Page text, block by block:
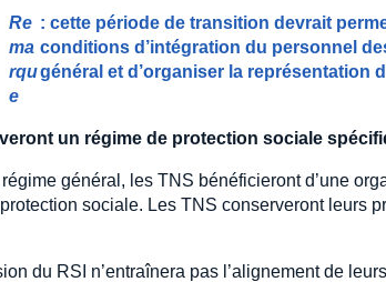
Re
ma
rqu
e
: cette période de transition devrait
conditions d’intégration du personnel
général et d’organiser la représentation
un régime de protection sociale
général, les TNS bénéficieront d’une
sociale. Les TNS conserveront leurs
du RSI n’entraînera pas l’alignement de